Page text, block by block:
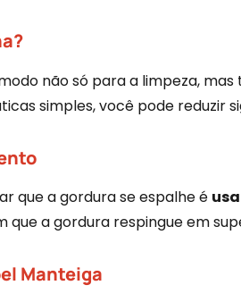
não só para a limpeza,
simples, você pode
que a gordura se espalhe é
a gordura respingue em
Manteiga